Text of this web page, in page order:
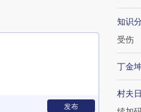
发布
知识
受伤
丁金坤
村夫